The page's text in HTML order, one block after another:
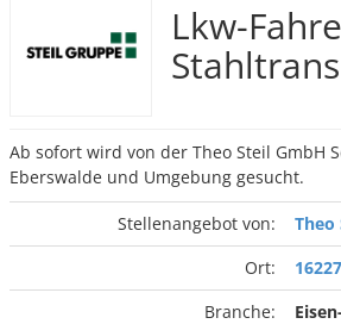
Lkw-
Ab sofort wird von der Theo Steil GmbH
Eberswalde und Umgebung gesucht.
Stellenangebot von:
Ort:
Branche: